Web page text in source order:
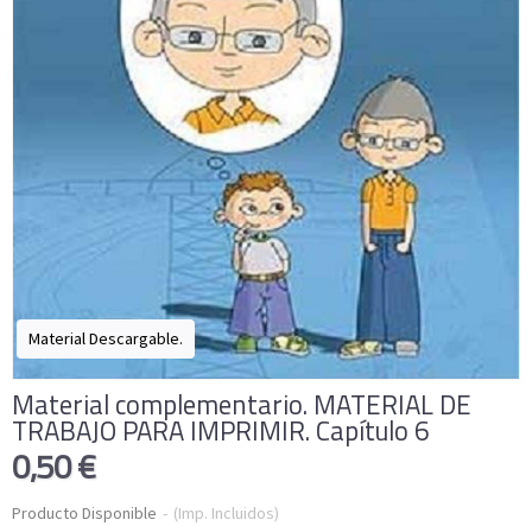
Material Descargable.
Material complementario. MATERIAL DE
TRABAJO PARA IMPRIMIR. Capítulo 6
0,50 €
Producto Disponible - (Imp. Incluidos)